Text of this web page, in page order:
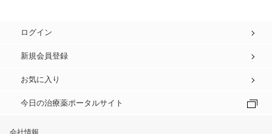
ログイン
新規会員登録
お気に入り
今日の治療薬ポータルサイト
会社情報